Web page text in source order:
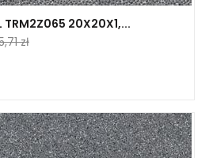
TRM2Z065 20X20X1,...
zł